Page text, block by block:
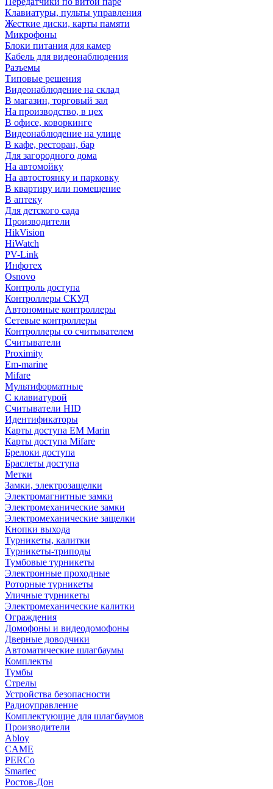
Клавиатуры, пульты управления
Жесткие диски, карты памяти
Микрофоны
Блоки питания для камер
Кабель для видеонаблюдения
Разъемы
Типовые решения
Видеонаблюдение на склад
В магазин, торговый зал
На производство, в цех
В офисе, коворкинге
Видеонаблюдение на улице
В кафе, ресторан, бар
Для загородного дома
На автомойку
На автостоянку и парковку
В квартиру или помещение
В аптеку
Для детского сада
Производители
HikVision
HiWatch
PV-Link
Инфотех
Osnovo
Контроль доступа
Контроллеры СКУД
Автономные контроллеры
Сетевые контроллеры
Контроллеры со считывателем
Считыватели
Proximity
Em-marine
Mifare
Мультиформатные
С клавиатурой
Считыватели HID
Идентификаторы
Карты доступа EM Marin
Карты доступа Mifare
Брелоки доступа
Браслеты доступа
Метки
Замки, электрозащелки
Электромагнитные замки
Электромеханические замки
Электромеханические защелки
Кнопки выхода
Турникеты, калитки
Турникеты-триподы
Тумбовые турникеты
Электронные проходные
Роторные турникеты
Уличные турникеты
Электромеханические калитки
Ограждения
Домофоны и видеодомофоны
Дверные доводчики
Автоматические шлагбаумы
Комплекты
Тумбы
Стрелы
Устройства безопасности
Радиоуправление
Комплектующие для шлагбаумов
Производители
Abloy
CAME
PERCo
Smartec
Ростов-Дон